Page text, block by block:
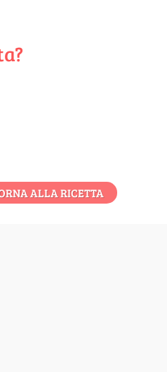
ALLA RICETTA